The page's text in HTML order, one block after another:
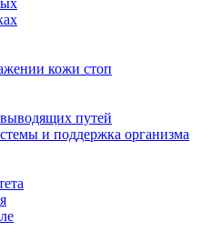
кожи стоп
путей
и поддержка организма